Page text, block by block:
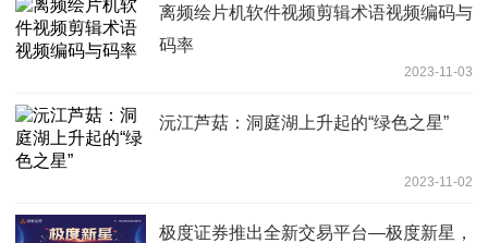
离频绘片机软件视频剪辑术语视频编码与
码率
2023-11-03
沅江芦菇：洞庭湖上升起的“绿色之星”
2023-11-02
极度证券推出全新交易平台—极度新星，